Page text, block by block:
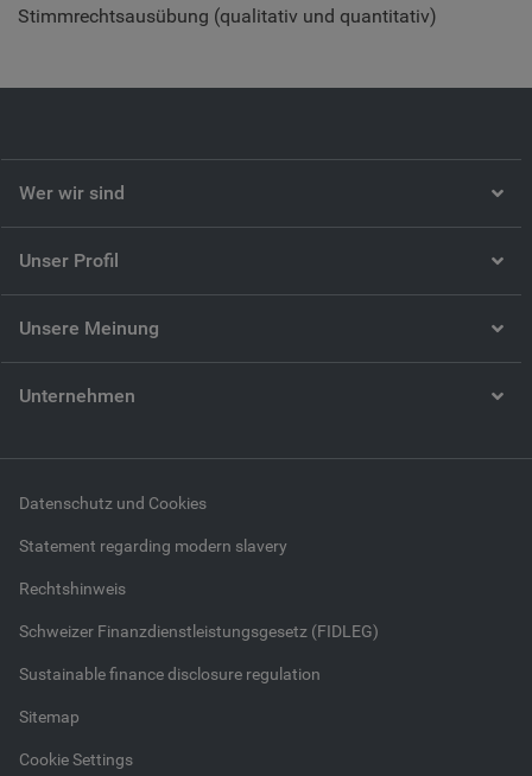
Stimmrechtsausübung (qualitativ und quantitativ)
Wer wir sind
Unser Profil
Unsere Meinung
Unternehmen
Datenschutz und Cookies
Statement regarding modern slavery
Rechtshinweis
Schweizer Finanzdienstleistungsgesetz (FIDLEG)
Sustainable finance disclosure regulation
Sitemap
Cookie Settings